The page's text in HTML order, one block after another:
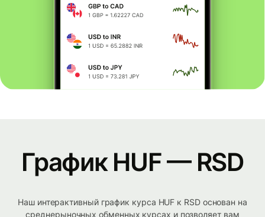
График HUF — RSD
Наш интерактивный график курса HUF к RSD основан на
среднерыночных обменных курсах и позволяет вам